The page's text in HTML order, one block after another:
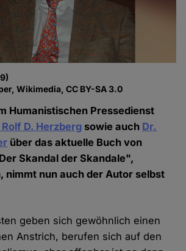
Wikimedia, CC BY-SA 3.0
Humanistischen Pressedienst
D. Herzberg sowie auch Dr.
über das aktuelle Buch von
Skandal der Skandale",
nimmt nun auch der Autor selbst
geben sich gewöhnlich einen
Anstrich, berufen sich auf den